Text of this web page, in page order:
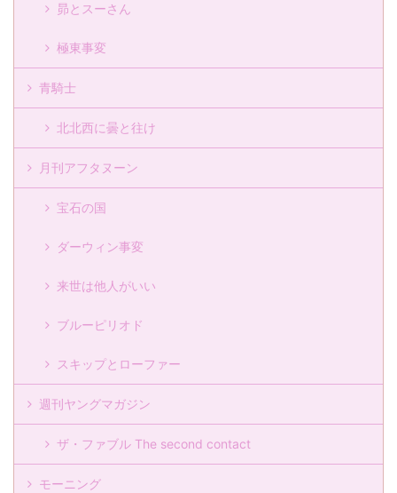
昴とスーさん
極東事変
青騎士
北北西に曇と往け
月刊アフタヌーン
宝石の国
ダーウィン事変
来世は他人がいい
ブルーピリオド
スキップとローファー
週刊ヤングマガジン
ザ・ファブル The second contact
モーニング